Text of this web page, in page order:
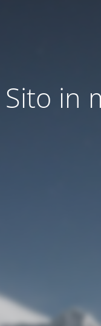
Sito in